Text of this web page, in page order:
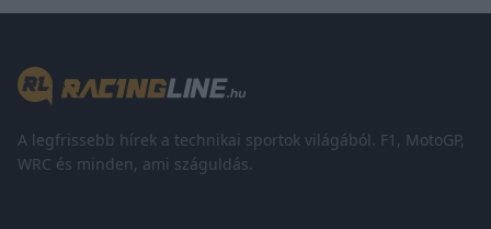
A legfrissebb hírek a technikai sportok világából. F1, MotoGP,
WRC és minden, ami száguldás.